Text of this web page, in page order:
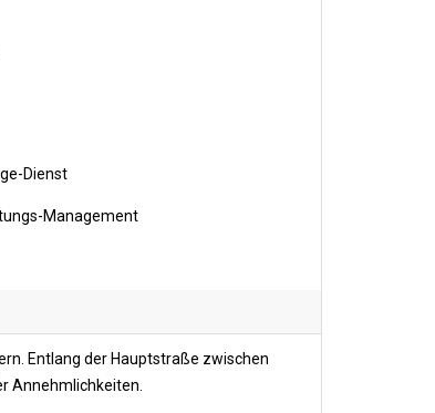
Dienst
Management
Entlang der Hauptstraße zwischen
Annehmlichkeiten.